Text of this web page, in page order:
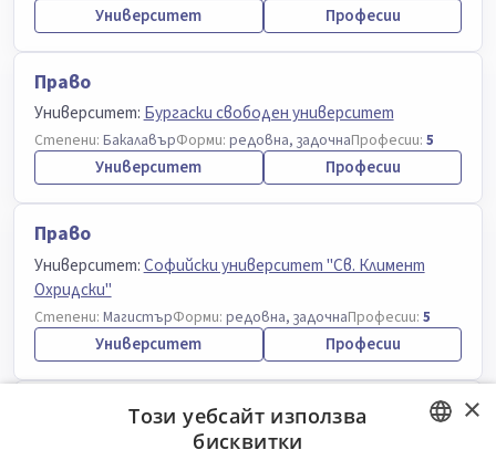
Университет Професии
Право
Университет: Бургаски свободен университет
Степени: БакалавърФорми: редовна, задочнаПрофесии: 5
Университет Професии
Право
Университет:Софийски университет "Св. Климент
Охридски"
Степени: МагистърФорми: редовна, задочнаПрофесии: 5
Университет Професии
Технически университет - Варна
×
Този уебсайт използва
бисквитки